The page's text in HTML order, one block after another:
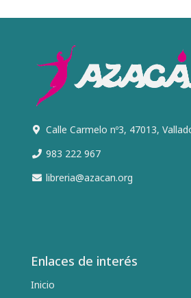
Calle Carmelo nº3, 47013,
983 222 967
libreria@azacan.org
Enlaces de interés
Inicio